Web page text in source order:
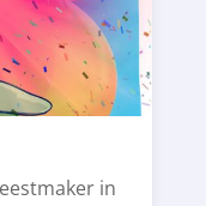
in